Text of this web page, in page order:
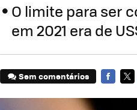
O limite para ser
em 2021 era de
Sem comentários